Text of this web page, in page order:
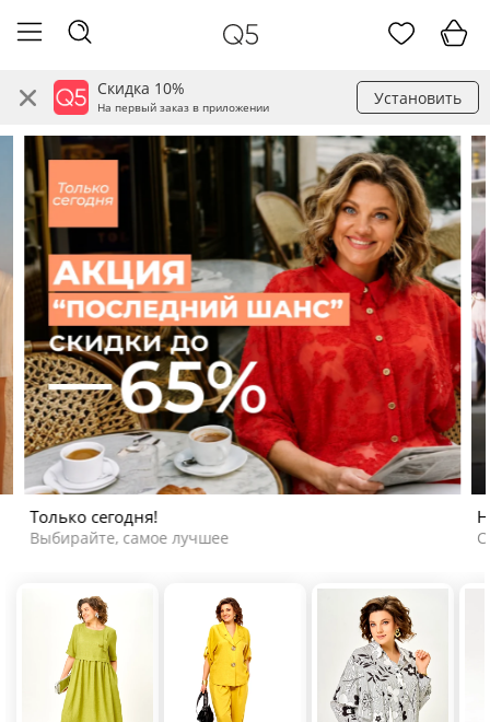
Скидка 10%
На первый заказ в приложении Установить
Только сегодня!
Выбирайте, самое лучшее